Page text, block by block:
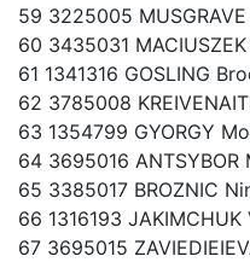
59 3225005
60 3435031
61 1341316 GOSLING
62 3785008
63 1354799 GYORGY
64 3695016 ANTSYBOR
65 3385017 BROZNIC
66 1316193
67 3695015